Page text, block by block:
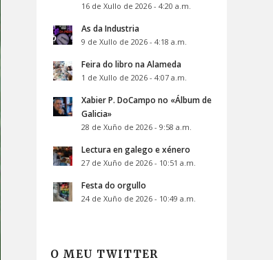
16 de Xullo de 2026 - 4:20 a.m.
As da Industria
9 de Xullo de 2026 - 4:18 a.m.
Feira do libro na Alameda
1 de Xullo de 2026 - 4:07 a.m.
Xabier P. DoCampo no «Álbum de
Galicia»
28 de Xuño de 2026 - 9:58 a.m.
Lectura en galego e xénero
27 de Xuño de 2026 - 10:51 a.m.
Festa do orgullo
24 de Xuño de 2026 - 10:49 a.m.
O MEU TWITTER